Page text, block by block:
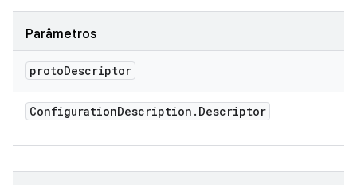
Parâmetros
protoDescriptor
ConfigurationDescription . Descriptor